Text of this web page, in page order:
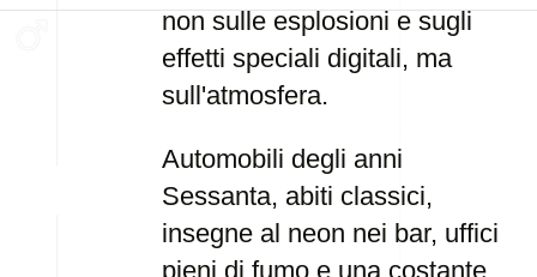
non sulle esplosioni e sugli
effetti speciali digitali, ma
sull'atmosfera.
Automobili degli anni
Sessanta, abiti classici,
insegne al neon nei bar, uffici
pieni di fumo e una costante